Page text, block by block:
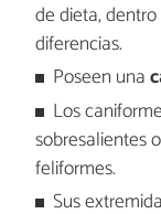
de dieta,
diferencias.
Poseen una
Los
sobresalientes
feliformes.
Sus